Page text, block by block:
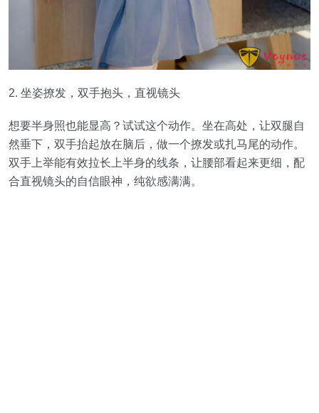
2. 坐姿撩发，双手抱头，直视镜头
想要半身照也能显高？试试这个动作。坐在高处，让双腿自
然垂下，双手抬起放在脑后，做一个撩发或扎马尾的动作。
双手上举能有效拉长上半身的线条，让腰部看起来更细，配
合直视镜头的自信眼神，纯欲感满满。